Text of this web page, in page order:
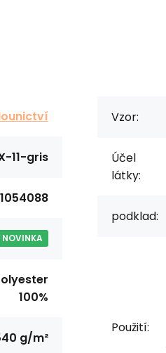
11-gris
NOVINKA
100%
g/m²
Vzor:
Účel
látky:
podklad:
Použití: